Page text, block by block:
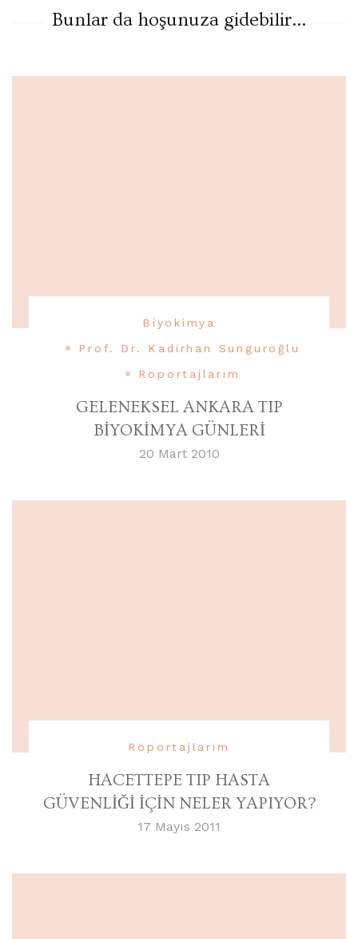
Bunlar da hoşunuza gidebilir...
Biyokimya
Prof. Dr. Kadirhan Sunguroğlu
Röportajlarım
GELENEKSEL ANKARA TIP
BİYOKİMYA GÜNLERİ
20 Mart 2010
Röportajlarım
HACETTEPE TIP HASTA
GÜVENLİĞİ İÇİN NELER YAPIYOR?
17 Mayıs 2011